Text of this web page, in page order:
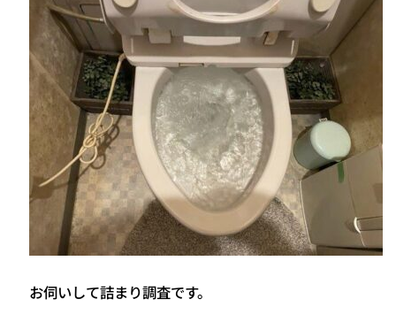
お伺いして詰まり調査です。